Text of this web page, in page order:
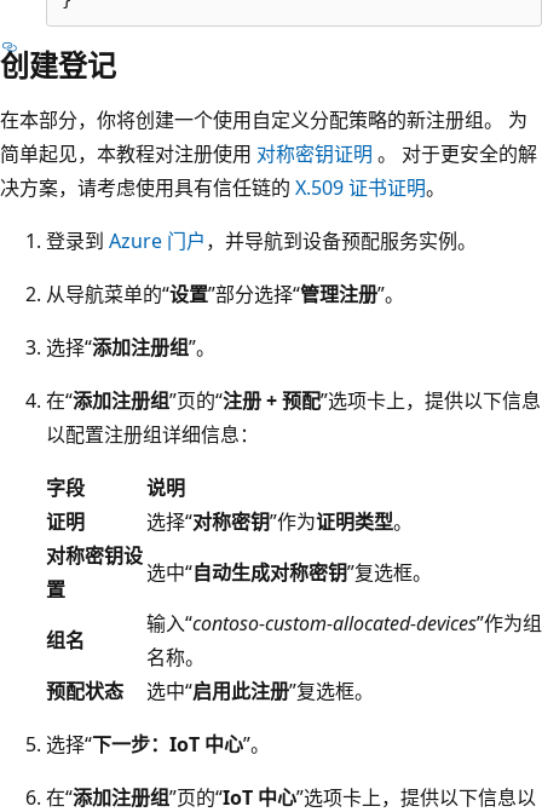
创建登记
在本部分，你将创建一个使用自定义分配策略的新注册组。 为
简单起见，本教程对注册使用 对称密钥证明 。 对于更安全的解
决方案，请考虑使用具有信任链的 X.509 证书证明。
登录到 Azure 门户，并导航到设备预配服务实例。
从导航菜单的“设置”部分选择“管理注册”。
选择“添加注册组”。
在“添加注册组”页的“注册 + 预配”选项卡上，提供以下信息
以配置注册组详细信息：
字段
说明
证明
选择“对称密钥”作为证明类型。
对称密钥设
置
选中“自动生成对称密钥”复选框。
组名
输入“contoso-custom-allocated-devices”作为组
名称。
预配状态
选中“启用此注册”复选框。
选择“下一步：IoT 中心”。
在“添加注册组”页的“IoT 中心”选项卡上，提供以下信息以